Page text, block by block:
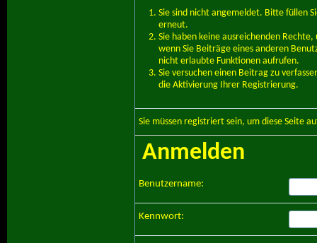
Sie sind nicht angemeldet. Bitte füllen
erneut.
Sie haben keine ausreichenden
wenn Sie Beiträge eines anderen
nicht erlaubte Funktionen aufrufen.
Sie versuchen einen Beitrag zu
die Aktivierung Ihrer Registrierung.
Sie müssen registriert sein, um diese Seite
Anmelden
Benutzername:
Kennwort: